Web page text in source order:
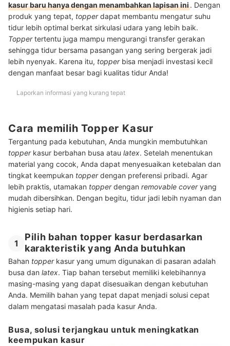
kasur baru hanya dengan menambahkan lapisan ini. Dengan
produk yang tepat, topperdapat membantu mengatur suhu
tidur lebih optimal berkat sirkulasi udara yang lebih baik.
Toppertertentu juga mampu mengurangi transfer gerakan
sehingga tidur bersama pasangan yang sering bergerak jadi
lebih nyenyak. Karena itu, topperbisa menjadi investasi kecil
dengan manfaat besar bagi kualitas tidur Anda!
Laporkan informasi yang kurang tepat
Cara memilih Topper Kasur
Tergantung pada kebutuhan, Anda mungkin membutuhkan
topperkasur berbahan busa atau latex. Setelah menentukan
material yang cocok, Anda dapat menyesuaikan ketebalan dan
tingkat keempukan topperdengan preferensi pribadi. Agar
lebih praktis, utamakan topperdengan removable coveryang
mudah dibersihkan. Dengan begitu, tidur jadi lebih nyaman dan
higienis setiap hari.
1
Pilih bahan topper kasur berdasarkan
karakteristik yang Anda butuhkan
Bahan topperkasur yang umum digunakan di pasaran adalah
busa dan latex. Tiap bahan tersebut memiliki kelebihannya
masing-masing yang dapat disesuaikan dengan kebutuhan
Anda. Memilih bahan yang tepat dapat menjadi solusi cepat
dalam mengatasi masalah pada kasur Anda.
Busa, solusi terjangkau untuk meningkatkan
keempukan kasur